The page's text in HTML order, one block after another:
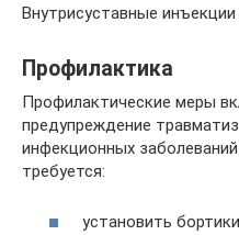
Внутрисуставные
Профилактика
Профилактические меры
предупреждение
инфекционных
требуется:
установить